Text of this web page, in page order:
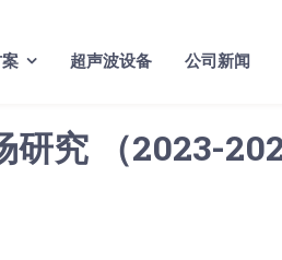
超声波设备 公司新闻
研究 （2023-